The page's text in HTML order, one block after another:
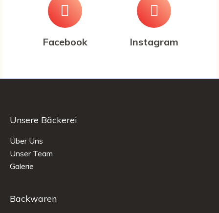
Facebook Instagram
Unsere Bäckerei
Über Uns
Unser Team
Galerie
Backwaren